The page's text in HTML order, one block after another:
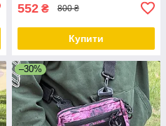
552 ₴ 800 ₴
Купити
–30%